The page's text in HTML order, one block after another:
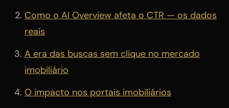
Como o AI Overview afeta o CTR — os dados
reais
A era das buscas sem clique no mercado
imobiliário
O impacto nos portais imobiliários